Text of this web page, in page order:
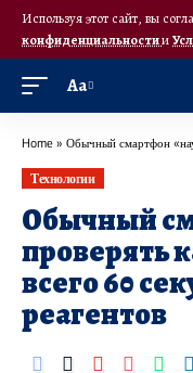
Используя этот сайт, вы
конфиденциальностии
Аа
Home » Обычный смартфон «научили»
Технологии
Обычный
проверять
всего 60
реагентов